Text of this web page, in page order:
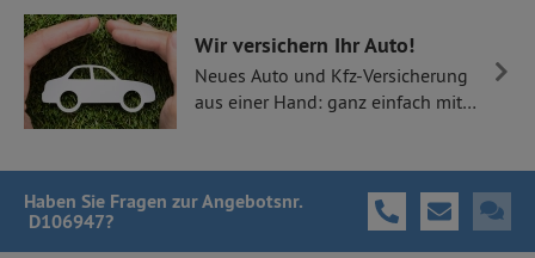
Wir versichern Ihr Auto!
Neues Auto und Kfz-Versicherung
aus einer Hand: ganz einfach mit
Haben Sie Fragen zur Angebotsnr.
D106947?